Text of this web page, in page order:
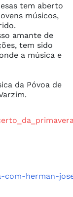
tem aberto
músicos,
amante de
tem sido
a música e
da Póvoa de
com-herman-